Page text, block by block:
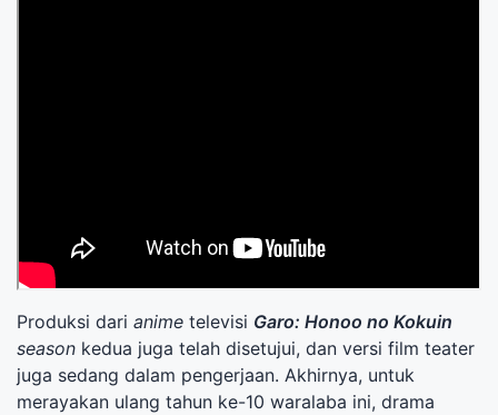
Produksi dari anime televisi Garo: Honoo no Kokuin
season kedua juga telah disetujui, dan versi film teater
juga sedang dalam pengerjaan. Akhirnya, untuk
merayakan ulang tahun ke-10 waralaba ini, drama